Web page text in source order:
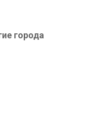
города